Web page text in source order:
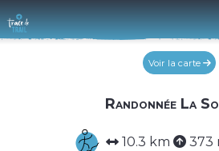
Voir la carte
Randonnée La
10.3 km 373